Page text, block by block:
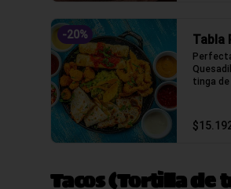
-20% Tabla
tinga
cilantro,
acida,
Tacos (Tortilla de